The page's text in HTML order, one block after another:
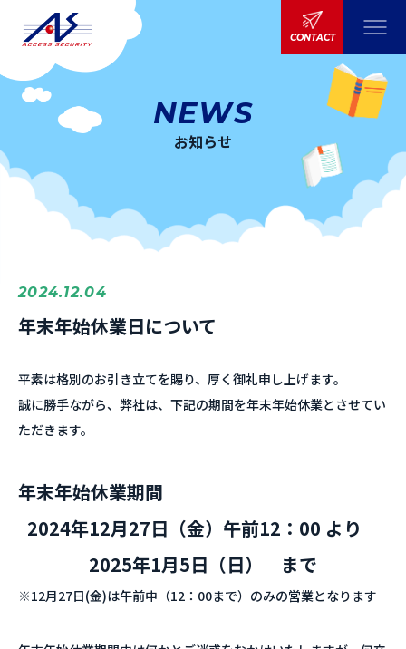
CONTACT
NEWS
お知らせ
2024.12.04
年末年始休業日について
平素は格別のお引き立てを賜り、厚く御礼申し上げます。
誠に勝手ながら、弊社は、下記の期間を年末年始休業とさせてい
ただきます。
年末年始休業期間
2024年12月27日（金）午前12：00 より
2025年1月5日（日） まで
※12月27日(金)は午前中（12：00まで）のみの営業となります